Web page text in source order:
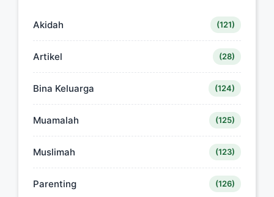
Akidah (121)
Artikel (28)
Bina Keluarga (124)
Muamalah (125)
Muslimah (123)
Parenting (126)